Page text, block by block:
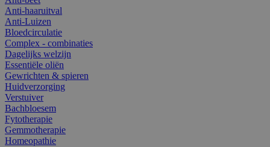
Anti-haaruitval
Anti-Luizen
Bloedcirculatie
Complex - combinaties
Dagelijks welzijn
Essentiële oliën
Gewrichten & spieren
Huidverzorging
Verstuiver
Bachbloesem
Fytotherapie
Gemmotherapie
Homeopathie